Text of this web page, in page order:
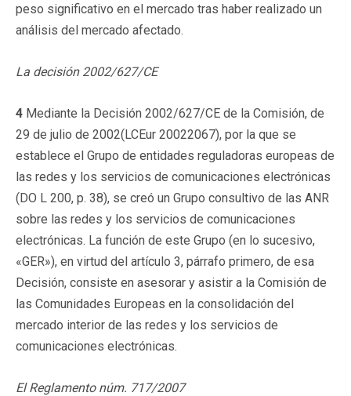
peso significativo en el mercado tras haber realizado un
análisis del mercado afectado.
La decisión 2002/627/CE
4 Mediante la Decisión 2002/627/CE de la Comisión, de
29 de julio de 2002(LCEur 20022067), por la que se
establece el Grupo de entidades reguladoras europeas de
las redes y los servicios de comunicaciones electrónicas
(DO L 200, p. 38), se creó un Grupo consultivo de las ANR
sobre las redes y los servicios de comunicaciones
electrónicas. La función de este Grupo (en lo sucesivo,
«GER»), en virtud del artículo 3, párrafo primero, de esa
Decisión, consiste en asesorar y asistir a la Comisión de
las Comunidades Europeas en la consolidación del
mercado interior de las redes y los servicios de
comunicaciones electrónicas.
El Reglamento núm. 717/2007